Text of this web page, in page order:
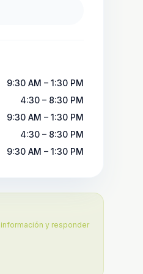
9:30 AM – 1:30 PM
4:30 – 8:30 PM
9:30 AM – 1:30 PM
4:30 – 8:30 PM
9:30 AM – 1:30 PM
y responder